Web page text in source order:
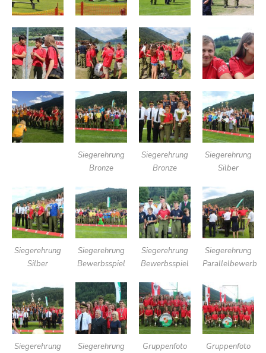
Siegerehrung
Bronze
Siegerehrung
Bronze
Siegerehrung
Silber
Siegerehrung
Silber
Siegerehrung
Bewerbsspiel
Siegerehrung
Bewerbsspiel
Siegerehrung
Parallelbewerb
Siegerehrung
Siegerehrung
Gruppenfoto
Gruppenfoto